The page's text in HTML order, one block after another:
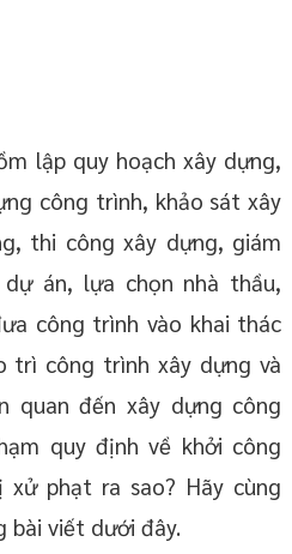
lập quy hoạch xây dựng,
công trình, khảo sát xây
thi công xây dựng, giám
án, lựa chọn nhà thầu,
công trình vào khai thác
trì công trình xây dựng và
quan đến xây dựng công
quy định về khởi công
phạt ra sao? Hãy cùng
bài viết dưới đây.